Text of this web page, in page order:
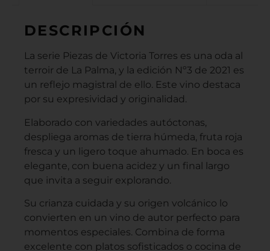
DESCRIPCIÓN
La serie Piezas de Victoria Torres es una oda al
terroir de La Palma, y la edición Nº3 de 2021 es
un reflejo magistral de ello. Este vino destaca
por su expresividad y originalidad.
Elaborado con variedades autóctonas,
despliega aromas de tierra húmeda, fruta roja
fresca y un ligero toque ahumado. En boca es
elegante, con buena acidez y un final largo
que invita a seguir explorando.
Su crianza cuidada y su origen volcánico lo
convierten en un vino de autor perfecto para
momentos especiales. Combina de forma
excelente con platos sofisticados o cocina de